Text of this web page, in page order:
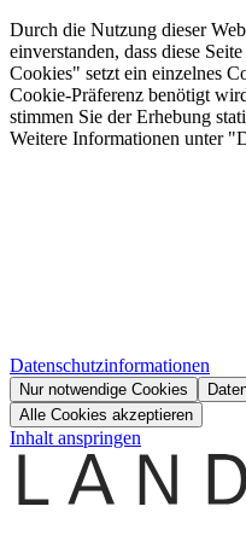
Durch die Nutzung dieser
einverstanden, dass diese
Cookies" setzt ein einzelnes
Cookie-Präferenz benötigt
stimmen Sie der Erhebung
Weitere Informationen unter
Datenschutzinformationen
Nur notwendige Cookies
Alle Cookies akzeptieren
Inhalt anspringen